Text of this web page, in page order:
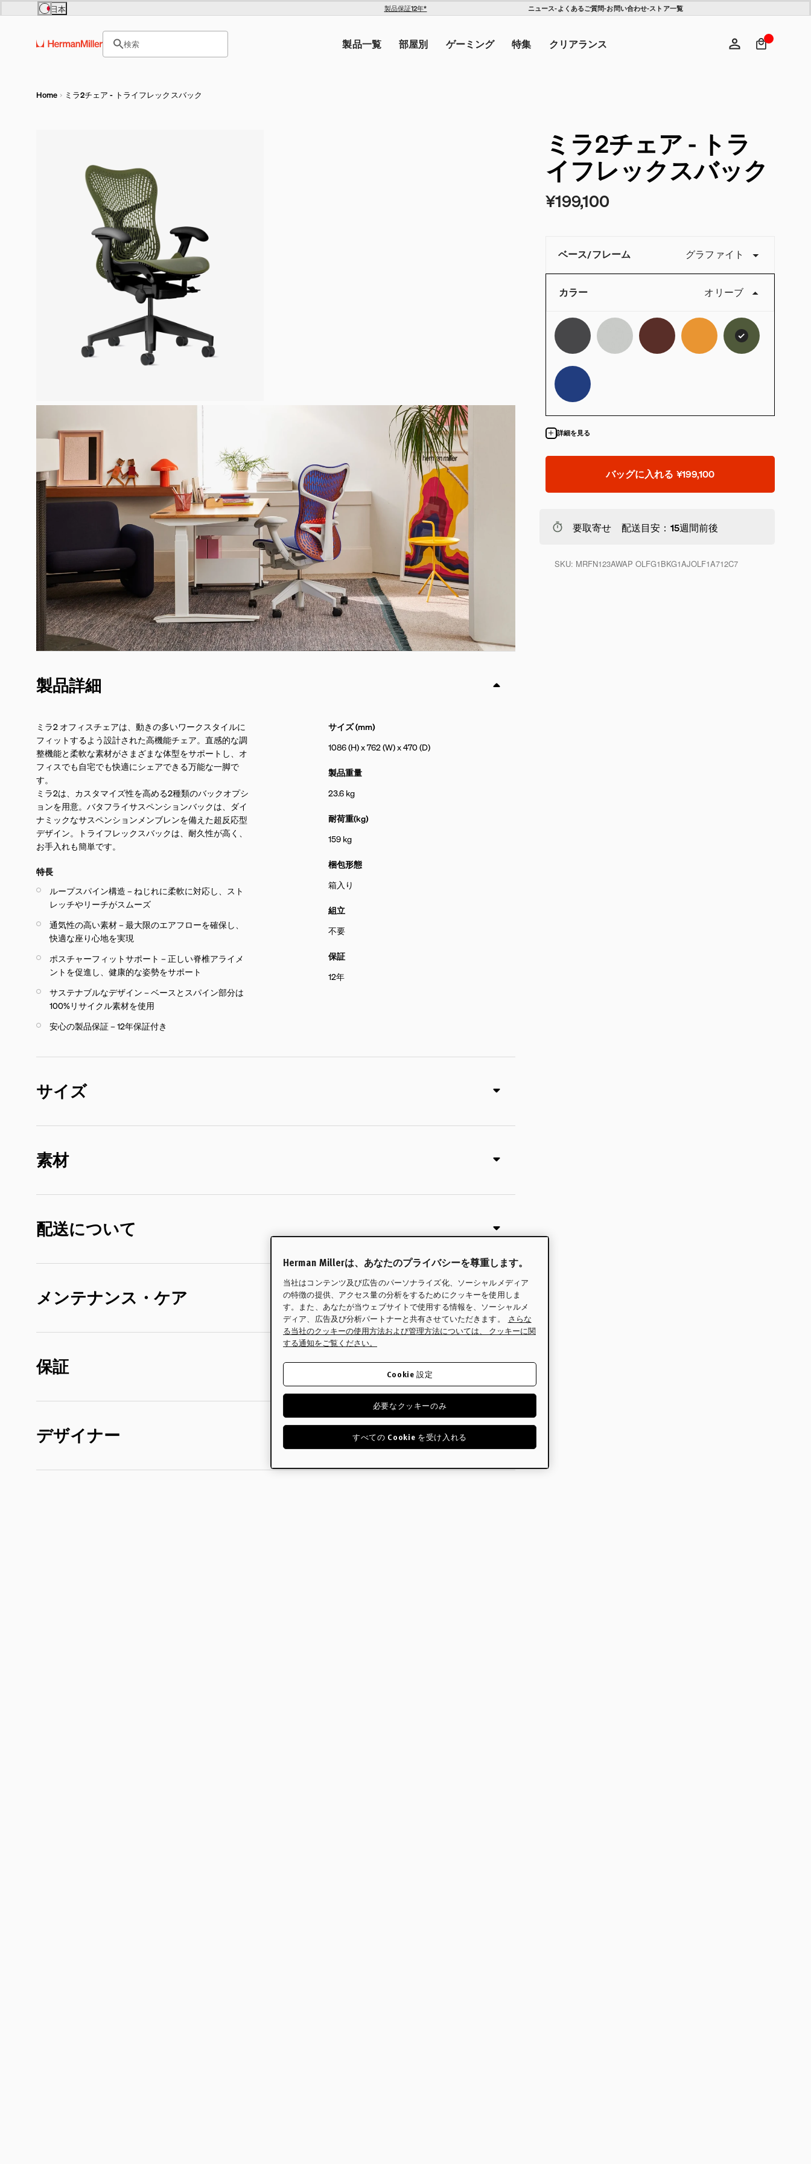
Skip to main content
Europe
United Kingdom (£)
France (€)
Deutschland (€)
Luxembourg (€)
Asia Pacific
India (₹)
The Americas
Canada ($)
日本 製品保証12年* ニュース- よくあるご質問-お問い合わせ-ストア一覧
サイト内検索のためのテキストを入力してください。 検索ヘ
検索
ヘッダー検索ボックスをオープン
製品一覧 部屋別 ゲーミング 特集 クリアランス
Home ミラ2チェア - トライフレックスバック
ミラ2チェア - トラ
イフレックスバック
¥199,100
カラー オリーブ
ベース/フレーム グラファイト
詳細を見る
バッグに入れる ¥199,100
要取寄せ 配送目安：15週間前後
SKU: MRFN123AWAP OLFG1BKG1AJOLF1A712C7
製品詳細
ミラ2 オフィスチェアは、動きの多いワークスタイルに
フィットするよう設計された高機能チェア。直感的な調
整機能と柔軟な素材がさまざまな体型をサポートし、オ
フィスでも自宅でも快適にシェアできる万能な一脚で
す。
ミラ2は、カスタマイズ性を高める2種類のバックオプシ
ョンを用意。バタフライサスペンションバックは、ダイ
ナミックなサスペンションメンブレンを備えた超反応型
デザイン。トライフレックスバックは、耐久性が高く、
お手入れも簡単です。
特長
ループスパイン構造 – ねじれに柔軟に対応し、スト
レッチやリーチがスムーズ
通気性の高い素材 – 最大限のエアフローを確保し、
快適な座り心地を実現
ポスチャーフィットサポート – 正しい脊椎アライメ
ントを促進し、健康的な姿勢をサポート
サステナブルなデザイン – ベースとスパイン部分は
100%リサイクル素材を使用
安心の製品保証 – 12年保証付き
サイズ (mm)
1086 (H) x 762 (W) x 470 (D)
製品重量
23.6 kg
耐荷重(kg)
159 kg
梱包形態
箱入り
組立
不要
保証
12年
サイズ
素材
配送について
メンテナンス・ケア
保証
デザイナー
Herman Millerは、あなたのプライバシーを尊重します。
当社はコンテンツ及び広告のパーソナライズ化、ソーシャルメディア
の特徴の提供、アクセス量の分析をするためにクッキーを使用しま
す。また、あなたが当ウェブサイトで使用する情報を、ソーシャルメ
ディア、広告及び分析パートナーと共有させていただきます。
さらな
る当社のクッキーの使用方法および管理方法については、 クッキーに関
する通知をご覧ください。
必要なクッキーのみ
すべての Cookie を受け入れる
Cookie 設定